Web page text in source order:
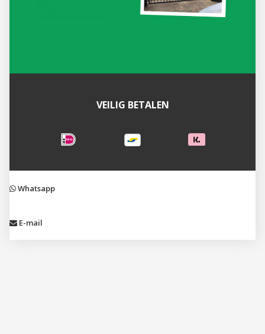
VEILIG BETALEN
Whatsapp
E-mail